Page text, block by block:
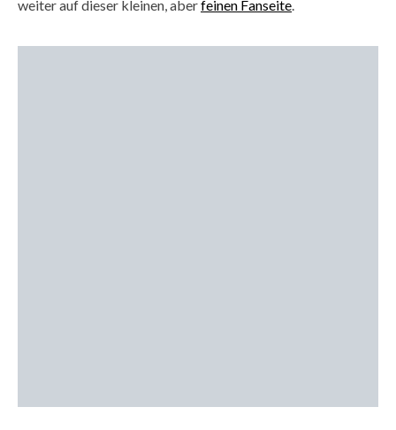
weiter auf dieser kleinen, aberfeinen Fanseite.